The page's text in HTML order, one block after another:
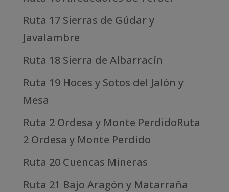
Ruta 17 Sierras de Gúdar y
Javalambre
Ruta 18 Sierra de Albarracín
Ruta 19 Hoces y Sotos del Jalón y
Mesa
Ruta 2 Ordesa y Monte PerdidoRuta
2 Ordesa y Monte Perdido
Ruta 20 Cuencas Mineras
Ruta 21 Bajo Aragón y Matarraña